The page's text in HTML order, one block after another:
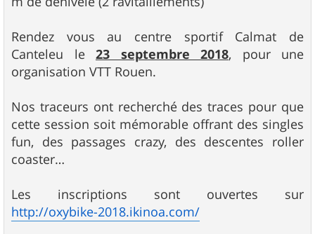
Rendez vous au centre sportif Calmat de
Canteleu le 23 septembre 2018, pour une
organisation VTT Rouen.
Nos traceurs ont recherché des traces pour que
cette session soit mémorable offrant des singles
fun, des passages crazy, des descentes roller
coaster…
Les inscriptions sont ouvertes sur
http://oxybike-2018.ikinoa.com/